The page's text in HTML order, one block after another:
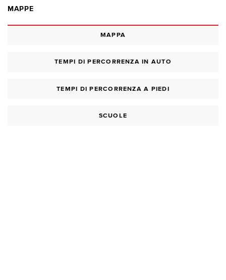
MAPPE
MAPPA
TEMPI DI PERCORRENZA IN AUTO
TEMPI DI PERCORRENZA A PIEDI
SCUOLE